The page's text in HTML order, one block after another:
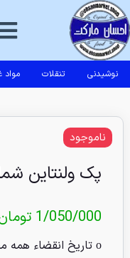
نوشیدنی تنقلات مواد
پک ولنتاین
1/050/000
ο تاریخ انقضاء همه محصولات
ناموجود